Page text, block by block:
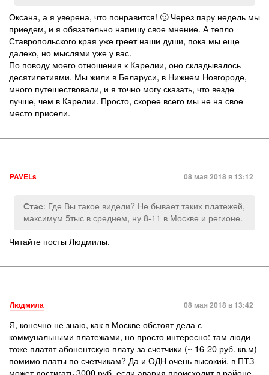
Оксана, а я уверена, что понравится! 🙂 Через пару недель мы
приедем, и я обязательно напишу свое мнение. А тепло
Ставропольского края уже греет наши души, пока мы еще
далеко, но мыслями уже у вас.
По поводу моего отношения к Карелии, оно складывалось
десятилетиями. Мы жили в Беларуси, в Нижнем Новгороде,
много путешествовали, и я точно могу сказать, что везде
лучше, чем в Карелии. Просто, скорее всего мы не на свое
место присели.
PAVELs 08 мая 2018 в 13:12
Стас: Где Вы такое видели? Не бывает таких платежей,
максимум 5тыс в среднем, ну 8-11 в Москве и регионе.
Читайте посты Людмилы.
Людмила 08 мая 2018 в 13:42
Я, конечно не знаю, как в Москве обстоят дела с
коммунальными платежами, но просто интересно: там люди
тоже платят абонентскую плату за счетчики (~ 16-20 руб. кв.м)
помимо платы по счетчикам? Да и ОДН очень высокий, в ПТЗ
может достигать 3000 руб, если авария происходит в районе